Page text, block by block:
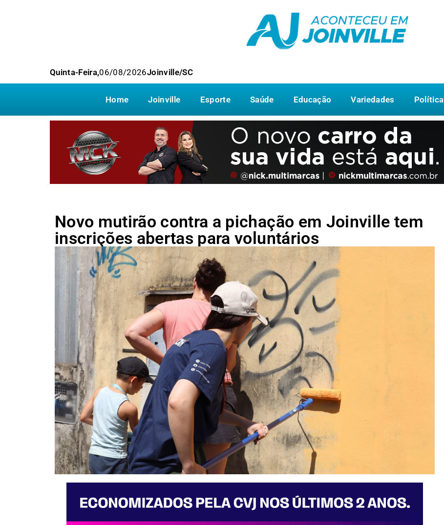
Quinta-Feira,06/08/2026Joinville/SC
Home Joinville Esporte Saúde Educação Variedades Política
Novo mutirão contra a pichação em Joinville tem
inscrições abertas para voluntários